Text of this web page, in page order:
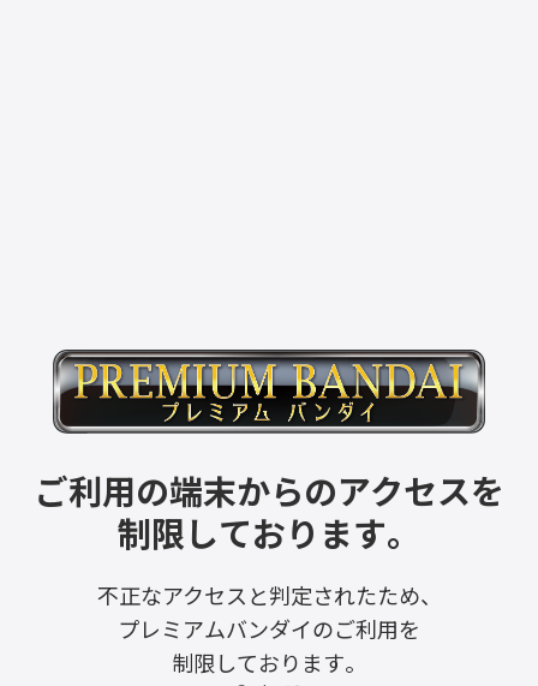
ご利用の端末からのアクセスを
制限しております。
不正なアクセスと判定されたため、
プレミアムバンダイのご利用を
制限しております。